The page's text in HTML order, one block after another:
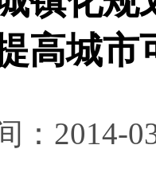
城市
：2014-